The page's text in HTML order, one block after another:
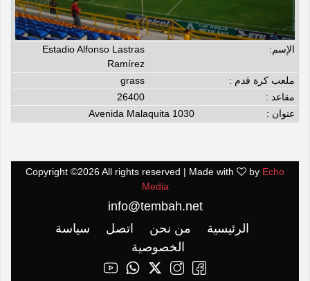
الإسم:
Estadio Alfonso Lastras
Ramírez
ملعب كرة قدم :
grass
مقاعد :
26400
عنوان :
Avenida Malaquita 1030
Copyright ©2026 All rights reserved | Made with by Echo
Media
info@tembah.net
الرئيسية
من نحن اتصل
سياسة
الخصوصية